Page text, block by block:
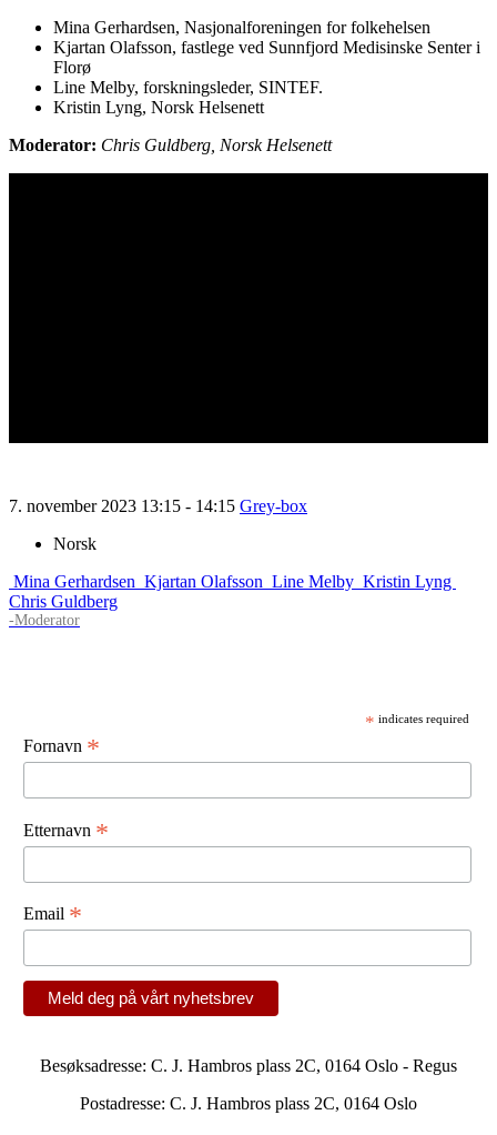
Mina Gerhardsen, Nasjonalforeningen for folkehelsen
Kjartan Olafsson, fastlege ved Sunnfjord Medisinske Senter i
Florø
Line Melby, forskningsleder, SINTEF.
Kristin Lyng, Norsk Helsenett
Moderator: Chris Guldberg, Norsk Helsenett
7. november 2023 13:15 - 14:15 Grey-box
Norsk
Mina Gerhardsen Kjartan Olafsson Line Melby Kristin Lyng
Chris Guldberg
-Moderator
* indicates required
Fornavn *
Etternavn *
Email *
Besøksadresse: C. J. Hambros plass 2C, 0164 Oslo - Regus
Postadresse: C. J. Hambros plass 2C, 0164 Oslo